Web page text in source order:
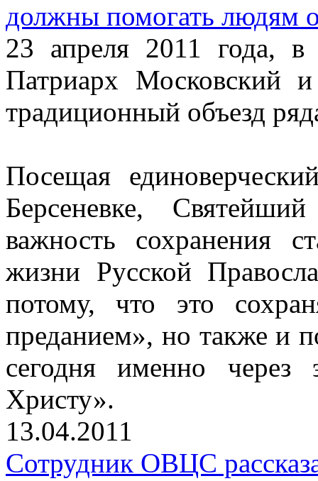
должны помогать людям
23 апреля 2011 года,
Патриарх Московский
традиционный объезд
Посещая
Берсеневке,
важность сохранения
жизни Русской
потому, что это
преданием», но также и
сегодня именно через
Христу».
13.04.2011
Сотрудник ОВЦС